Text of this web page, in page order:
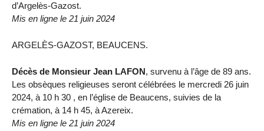
d’Argelès-Gazost.
Mis en ligne le 21 juin 2024
ARGELÈS-GAZOST, BEAUCENS.
Décès de Monsieur Jean LAFON, survenu à l’âge de 89 ans.
Les obsèques religieuses seront célébrées le mercredi 26 juin
2024, à 10 h 30 , en l’église de Beaucens, suivies de la
crémation, à 14 h 45, à Azereix.
Mis en ligne le 21 juin 2024